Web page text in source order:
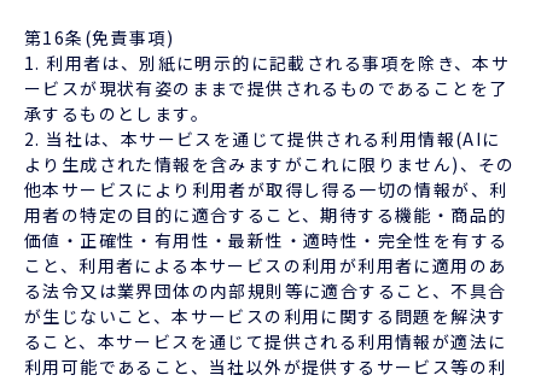
第16条(免責事項)
1. 利用者は、別紙に明示的に記載される事項を除き、本サ
ービスが現状有姿のままで提供されるものであることを了
承するものとします。
2. 当社は、本サービスを通じて提供される利用情報(AIに
より生成された情報を含みますがこれに限りません)、その
他本サービスにより利用者が取得し得る一切の情報が、利
用者の特定の目的に適合すること、期待する機能・商品的
価値・正確性・有用性・最新性・適時性・完全性を有する
こと、利用者による本サービスの利用が利用者に適用のあ
る法令又は業界団体の内部規則等に適合すること、不具合
が生じないこと、本サービスの利用に関する問題を解決す
ること、本サービスを通じて提供される利用情報が適法に
利用可能であること、当社以外が提供するサービス等の利